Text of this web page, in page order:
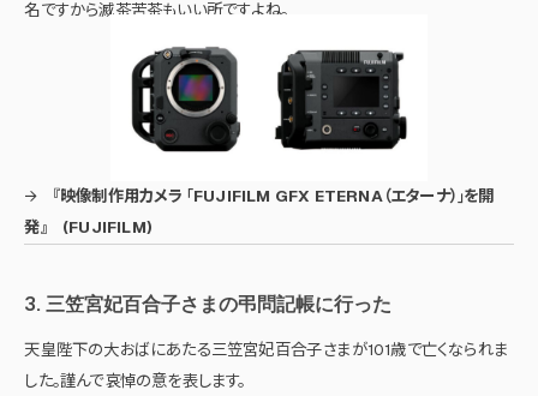
名ですから滅茶苦茶もいい所ですよね。
→ 『映像制作用カメラ 「FUJIFILM GFX ETERNA（エターナ）」を開
発』 (FUJIFILM)
3. 三笠宮妃百合子さまの弔問記帳に行った
天皇陛下の大おばにあたる三笠宮妃百合子さまが101歳で亡くなられま
した。謹んで哀悼の意を表します。